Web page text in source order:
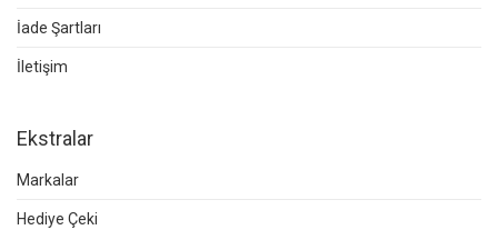
İade Şartları
İletişim
Ekstralar
Markalar
Hediye Çeki